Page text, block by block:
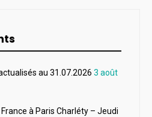
au 31.07.2026 3 août
à Paris Charléty – Jeudi